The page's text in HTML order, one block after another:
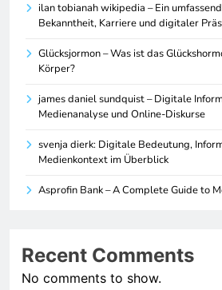
ilan tobianah wikipedia – Ein
Bekanntheit, Karriere und digitaler
Glücksjormon – Was ist das
Körper?
james daniel sundquist – Digitale
Medienanalyse und Online-Diskurse
svenja dierk: Digitale Bedeutung,
Medienkontext im Überblick
Asprofin Bank – A Complete Guide to
Recent Comments
No comments to show.